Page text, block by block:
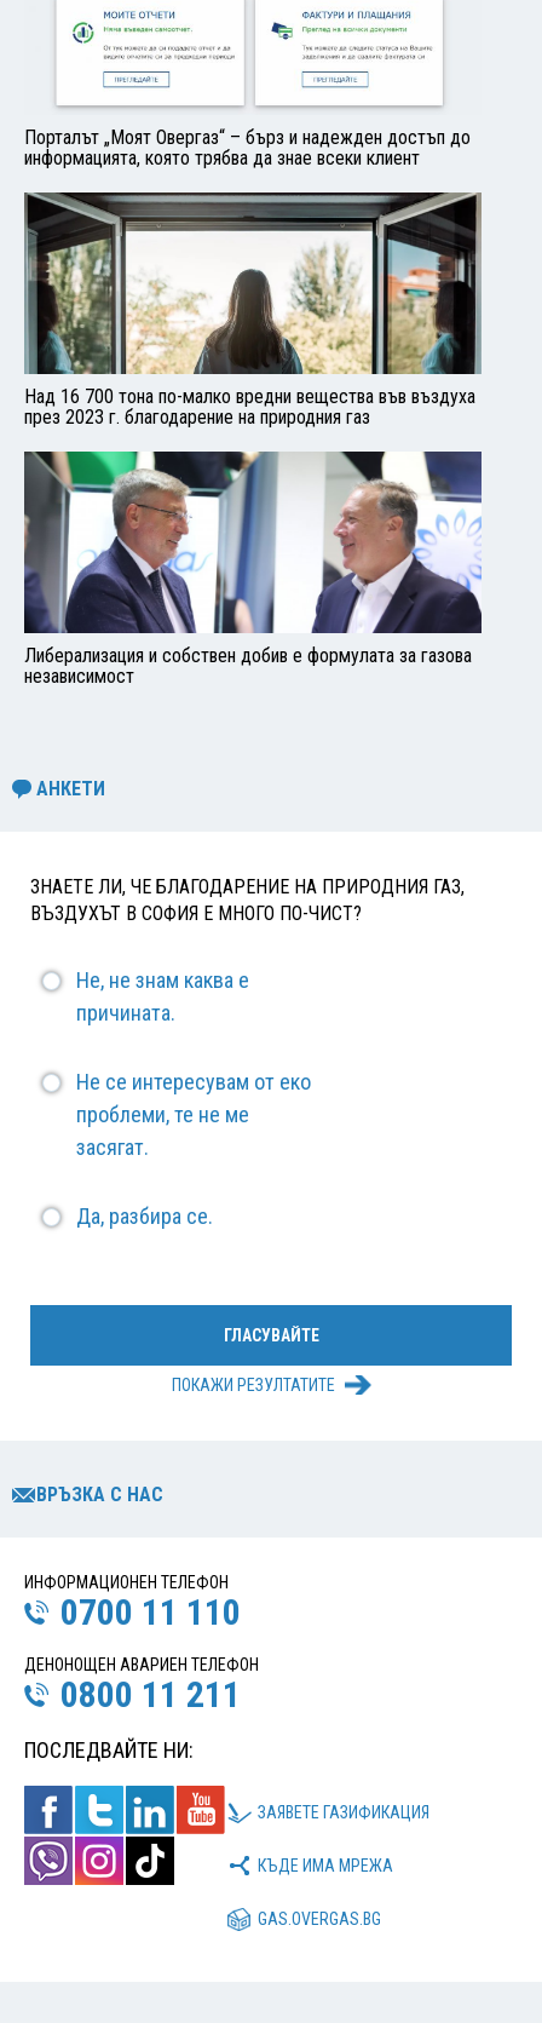
Порталът „Моят Овергаз“ – бърз и надежден достъп до
информацията, която трябва да знае всеки клиент
Над 16 700 тона по-малко вредни вещества във въздуха
през 2023 г. благодарение на природния газ
Либерализация и собствен добив е формулата за газова
независимост
АНКЕТИ
ЗНАЕТЕ ЛИ, ЧЕ БЛАГОДАРЕНИЕ НА ПРИРОДНИЯ ГАЗ,
ВЪЗДУХЪТ В СОФИЯ Е МНОГО ПО-ЧИСТ?
Не, не знам каква е
причината.
Не се интересувам от еко
проблеми, те не ме
засягат.
Да, разбира се.
ПОКАЖИ РЕЗУЛТАТИТЕ
ВРЪЗКА С НАС
ИНФОРМАЦИОНЕН ТЕЛЕФОН
0700 11 110
ДЕНОНОЩЕН АВАРИЕН ТЕЛЕФОН
0800 11 211
ПОСЛЕДВАЙТЕ НИ:
ЗАЯВЕТЕ ГАЗИФИКАЦИЯ
КЪДЕ ИМА МРЕЖА
GAS.OVERGAS.BG